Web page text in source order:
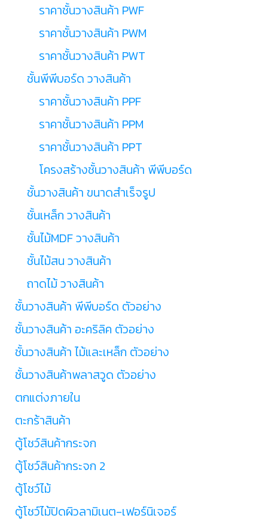
ราคาชั้นวางสินค้า PWF
ราคาชั้นวางสินค้า PWM
ราคาชั้นวางสินค้า PWT
ชั้นพีพีบอร์ด วางสินค้า
ราคาชั้นวางสินค้า PPF
ราคาชั้นวางสินค้า PPM
ราคาชั้นวางสินค้า PPT
โครงสร้างชั้นวางสินค้า พีพีบอร์ด
ชั้นวางสินค้า ขนาดสำเร็จรูป
ชั้นเหล็ก วางสินค้า
ชั้นไม้MDF วางสินค้า
ชั้นไม้สน วางสินค้า
ถาดไม้ วางสินค้า
ชั้นวางสินค้า พีพีบอร์ด ตัวอย่าง
ชั้นวางสินค้า อะคริลิค ตัวอย่าง
ชั้นวางสินค้า ไม้และเหล็ก ตัวอย่าง
ชั้นวางสินค้าพลาสวูด ตัวอย่าง
ตกแต่งภายใน
ตะกร้าสินค้า
ตู้โชว์สินค้ากระจก
ตู้โชว์สินค้ากระจก 2
ตู้โชว์ไม้
ตู้โชว์ไม้ปิดผิวลามิเนต-เฟอร์นิเจอร์